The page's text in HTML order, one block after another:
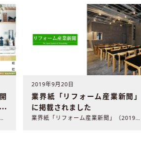
「RENOVATION EXPO JAPAN」は、年に1度開..
2019年9月20日
業界紙「リフォーム産業新聞」
に掲載されました
業界紙「リフォーム産業新聞」（2019年9月16日発行）に、..